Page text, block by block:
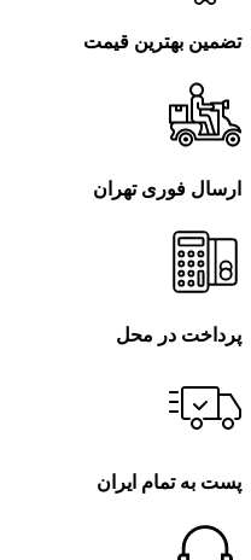
تضمین بهترین قیمت
ارسال فوری تهران
پرداخت در محل
پست به تمام ایران